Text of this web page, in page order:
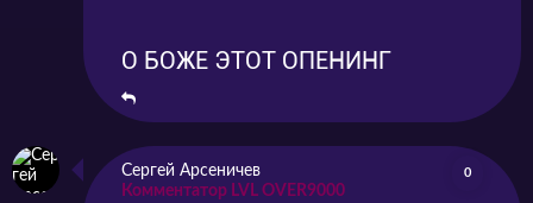
О БОЖЕ ЭТОТ ОПЕНИНГ
Сергей Арсеничев
Комментатор LVL OVER9000
0